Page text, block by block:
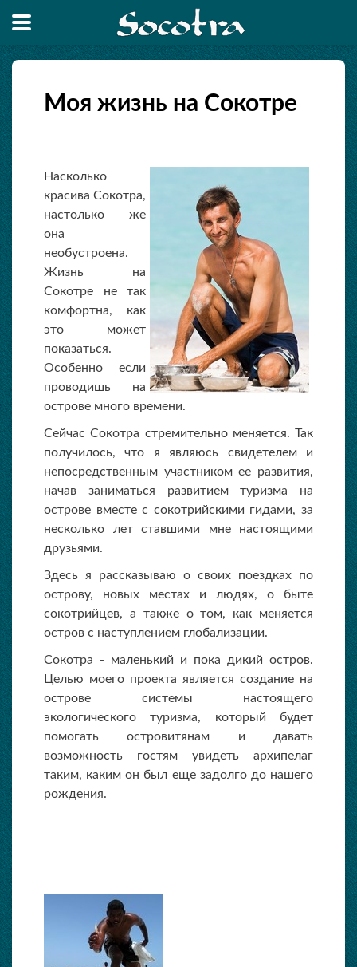
Моя жизнь на Сокотре
Насколько
красива Сокотра,
настолько же
она
необустроена.
Жизнь на
Сокотре не так
комфортна, как
это может
показаться.
Особенно если
проводишь на
острове много времени.
Сейчас Сокотра стремительно меняется. Так
получилось, что я являюсь свидетелем и
непосредственным участником ее развития,
начав заниматься развитием туризма на
острове вместе с сокотрийскими гидами, за
несколько лет ставшими мне настоящими
друзьями.
Здесь я рассказываю о своих поездках по
острову, новых местах и людях, о быте
сокотрийцев, а также о том, как меняется
остров с наступлением глобализации.
Сокотра - маленький и пока дикий остров.
Целью моего проекта является создание на
острове системы настоящего
экологического туризма, который будет
помогать островитянам и давать
возможность гостям увидеть архипелаг
таким, каким он был еще задолго до нашего
рождения.